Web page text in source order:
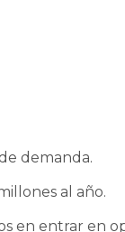
demanda.
al año.
en entrar en